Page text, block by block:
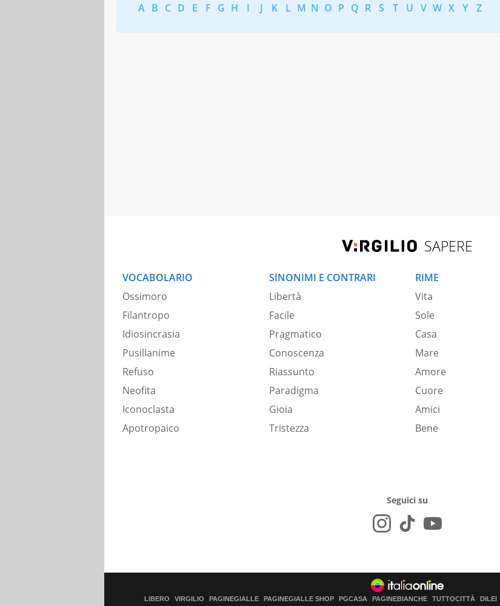
A B C D E F G H I J K L M N O P Q R S T U V W X Y Z
SAPERE
VOCABOLARIO
Ossimoro
Filantropo
Idiosincrasia
Pusillanime
Refuso
Neofita
Iconoclasta
Apotropaico
SINONIMI E CONTRARI
Libertà
Facile
Pragmatico
Conoscenza
Riassunto
Paradigma
Gioia
Tristezza
RIME
Vita
Sole
Casa
Mare
Amore
Cuore
Amici
Bene
Seguici su
LIBERO VIRGILIO PAGINEGIALLE PAGINEGIALLE SHOP PGCASA PAGINEBIANCHE TUTTOCITTÀ DILEI